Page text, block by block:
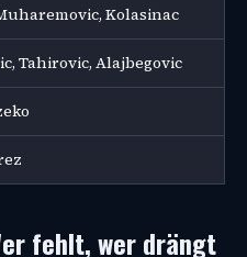
Kolasinac
Tahirovic, Alajbegovic
fehlt, wer drängt